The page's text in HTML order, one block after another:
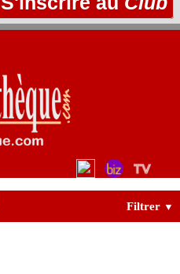
Filtrer ▼